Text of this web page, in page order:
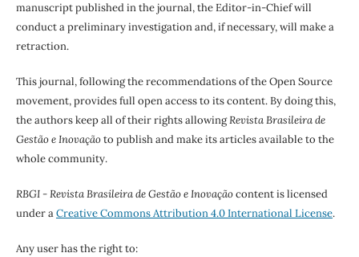
manuscript published in the journal, the Editor-in-Chief will
conduct a preliminary investigation and, if necessary, will make a
retraction.
This journal, following the recommendations of the Open Source
movement, provides full open access to its content. By doing this,
the authors keep all of their rights allowingRevista Brasileira de
Gestão e Inovaçãoto publish and make its articles available to the
whole community.
RBGI - Revista Brasileira de Gestão e Inovaçãocontent is licensed
under aCreative Commons Attribution 4.0 International License.
Any user has the right to: